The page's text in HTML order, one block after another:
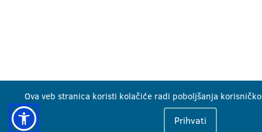
Ova veb stranica koristi kolačiće radi poboljšanja
Prihvati